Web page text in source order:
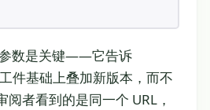
数是关键——它告诉
件基础上叠加新版本，而不
阅者看到的是同一个 URL，